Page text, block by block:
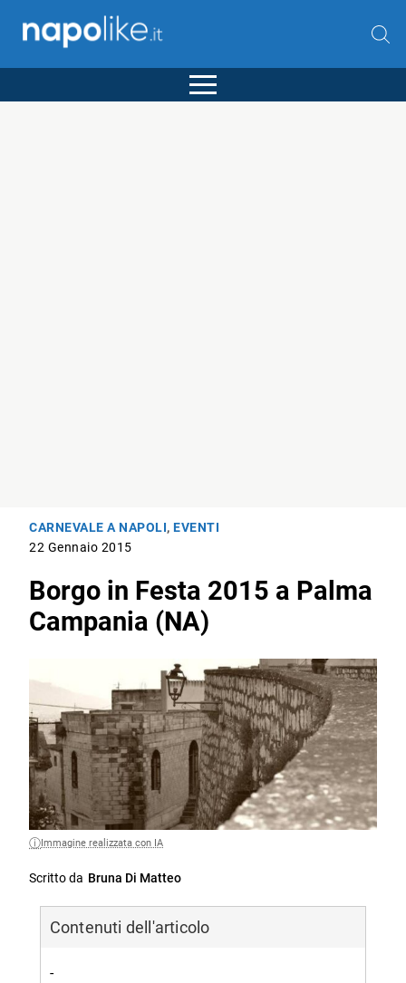
CARNEVALE A NAPOLI,EVENTI
22 Gennaio 2015
Borgo in Festa 2015 a Palma
Campania (NA)
Immagine realizzata con IA
Scritto da Bruna Di Matteo
Contenuti dell'articolo
-